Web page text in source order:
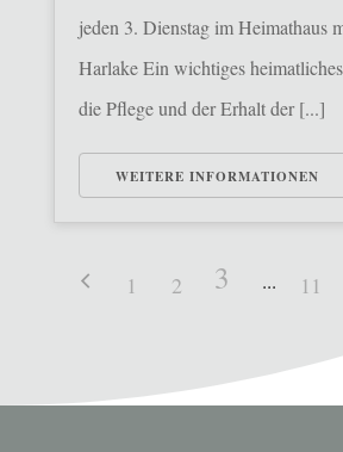
jeden 3. Dienstag im Heimathaus
Harlake Ein wichtiges
die Pflege und der Erhalt der [...]
WEITERE INFORMATIONEN
1 2 3 11